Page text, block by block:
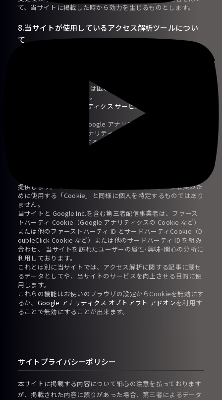
て、当サイトに掲載した時から効力を生じるものとします。
8.当サイトが使用しているアクセス解析ツールについ
て
「Cookie」を使用しています。
このトラフィックデータは匿名で収集されており、個人を特定
するものではありません。
Google アナリティクス サービス利用規約
また、当サイトでは「Google アナリティクスの広告向けの機
能」である「Google アナリティクスのユーザーの分布とイン
タレスト カテゴリに関するレポート」を使用しております。
提供します。 これらについても、トラフィックデータ収集のた
めに使用する「Cookie」と同様に個人を特定するものではあり
ません。
当サイトと Google Inc.を含む第三者配信事業者は、ファース
トパーティ Cookie（Google アナリティクスの Cookie など）
または他のファーストパーティ ID とサードパーティCookie（D
oubleClick Cookie など）または他のサードパーティ ID を組み
合わせ、 当サイトを訪れたユーザーの属性･興味･関心の分析に
利用しております。
これとは別に当サイトでは、アクセス解析に関する記事に載せ
るデータとしてや、当サイトのサービスを向上させる目的に使
用します。
これらの機能はお使いのブラウザの設定からCookieを無効にす
るか、 Google アナリティクス オプトアウト アドオンを利用す
ることで無効にすることが出来ます。
サイトプライバシーポリシー
本サイトに掲載する内容について細心の注意を払っております
が、掲載された内容に誤りがあった場合、第三者によるデータ